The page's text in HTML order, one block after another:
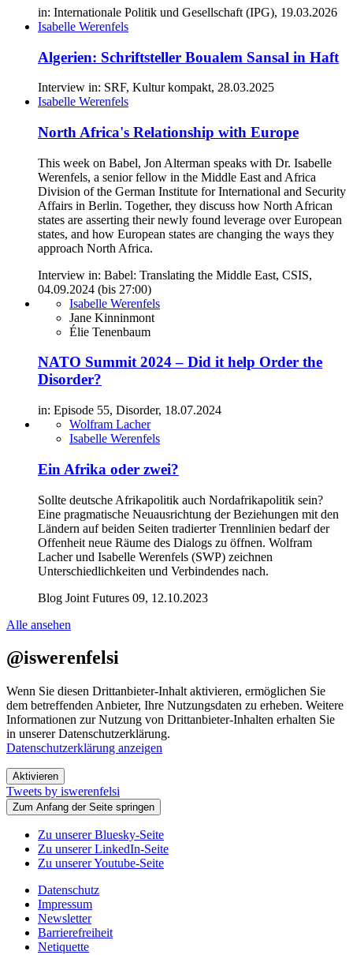
in: Internationale Politik und Gesellschaft (IPG), 19.03.2026
Isabelle Werenfels
Algerien: Schriftsteller Boualem Sansal in Haft
Interview in: SRF, Kultur kompakt, 28.03.2025
Isabelle Werenfels
North Africa's Relationship with Europe
This week on Babel, Jon Alterman speaks with Dr. Isabelle
Werenfels, a senior fellow in the Middle East and Africa
Division of the German Institute for International and Security
Affairs in Berlin. Together, they discuss how North African
states are asserting their newly found leverage over European
states, and how European states are changing the ways they
approach North Africa.
Interview in: Babel: Translating the Middle East, CSIS,
04.09.2024 (bis 27:00)
Isabelle Werenfels
Jane Kinninmont
Élie Tenenbaum
NATO Summit 2024 – Did it help Order the
Disorder?
in: Episode 55, Disorder, 18.07.2024
Wolfram Lacher
Isabelle Werenfels
Ein Afrika oder zwei?
Sollte deutsche Afrikapolitik auch Nordafrikapolitik sein?
Eine pragmatische Neuausrichtung der Beziehungen mit den
Ländern auf beiden Seiten tradierter Trennlinien bedarf der
Offenheit neue Räume des Dialogs zu öffnen. Wolfram
Lacher und Isabelle Werenfels (SWP) zeichnen
Unterschiedlichkeiten und Verbindendes nach.
Blog Joint Futures 09, 12.10.2023
Alle ansehen
@iswerenfelsi
Wenn Sie diesen Drittanbieter-Inhalt aktivieren, ermöglichen Sie
dem betreffenden Anbieter, Ihre Nutzungsdaten zu erheben. Weitere
Informationen zur Nutzung von Drittanbieter-Inhalten erhalten Sie
in unserer Datenschutzerklärung.
Datenschutzerklärung anzeigen
Aktivieren
Tweets by iswerenfelsi
Zum Anfang der Seite springen
Zu unserer Bluesky-Seite
Zu unserer LinkedIn-Seite
Zu unserer Youtube-Seite
Datenschutz
Impressum
Newsletter
Barrierefreiheit
Netiquette